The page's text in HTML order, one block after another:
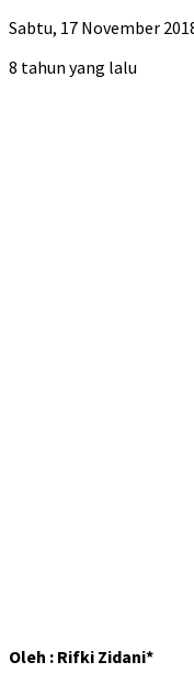
Sabtu, 17 November
8 tahun yang lalu
Oleh : Rifki Zidani*